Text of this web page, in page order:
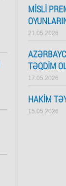
MISLI
21.05.2026
TƏQDIM
17.05.2026
HAKIM
15.05.2026